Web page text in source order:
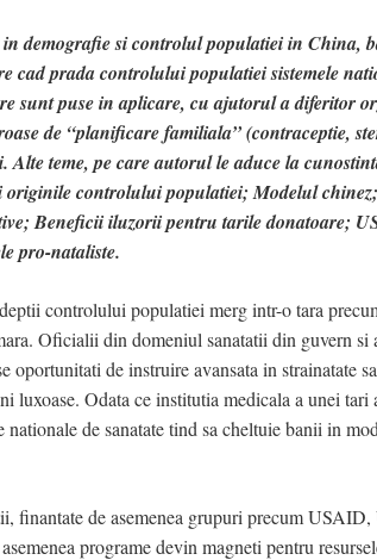
demografie si controlul populatiei in China,
cad prada controlului populatiei sistemele
sunt puse in aplicare, cu ajutorul a diferitor
de “planificare familiala” (contraceptie,
Alte teme, pe care autorul le aduce la
controlului populatiei; Modelul
Beneficii iluzorii pentru tarile donatoare;
pro-nataliste.
controlului populatiei merg intr-o tara
Oficialii din domeniul sanatatii din guvern si
de instruire avansata in strainatate
luxoase. Odata ce institutia medicala a unei tari
de sanatate tind sa cheltuie banii in mod
finantate de asemenea grupuri precum
programe devin magneti pentru